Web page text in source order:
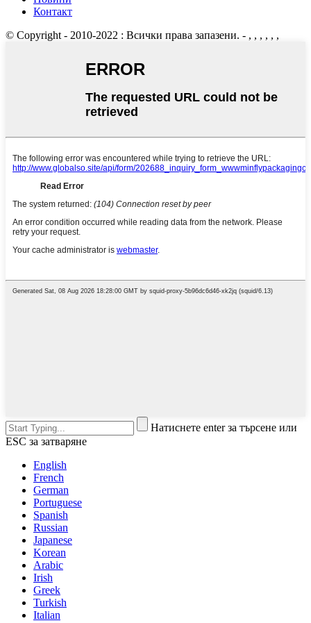
Контакт
© Copyright - 2010-2022 : Всички права запазени. - , , , , , ,
Натиснете enter за търсене или
ESC за затваряне
English
French
German
Portuguese
Spanish
Russian
Japanese
Korean
Arabic
Irish
Greek
Turkish
Italian